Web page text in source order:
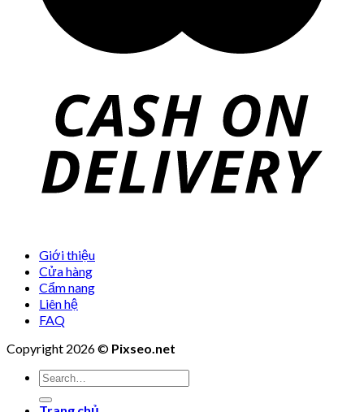
Giới thiệu
Cửa hàng
Cẩm nang
Liên hệ
FAQ
Copyright 2026 © Pixseo.net
Search
for: